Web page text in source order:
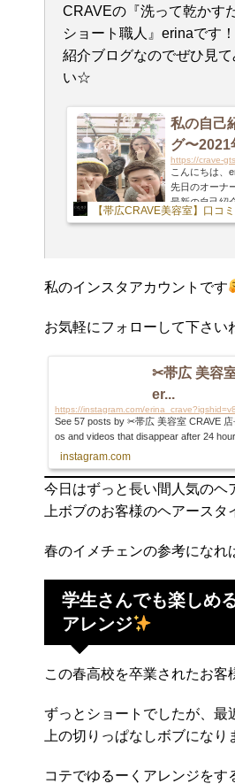
CRAVEの『洗って乾かす
ショート職人』erinaです
紹介ブログなのでぜひ見て
い☆
私の自己
グ〜2021
こんにちは、
先日のオーナ
最新の自己紹
たので私の自
年版を書きた
す！
ツ自己紹介、
いてみて下さ
軽にフォロー
♬はい、↑の自
グ、古いです
そんなに改ま
もないのです
ら自分が進化
【帯広CRAVE美容室】口コ
私のインスタアカウントです
お気軽にフォローして下さい
✂︎帯広 美容
er...
https://instagram.com/
See 57 posts by ✂︎帯広 美容室 CRAVE
os and videos that disappear after 24
instagram.com
今日はずっと長い間人気のヘ
上ボブのお客様のヘアースタ
春のイメチェンの参考になれ
学生さんでも楽しめ
アレンジ
この春高校を卒業されたお客
ずっとショートでしたが、最
上の切りっぱなしボブになり
コテでゆるーくアレンジをす